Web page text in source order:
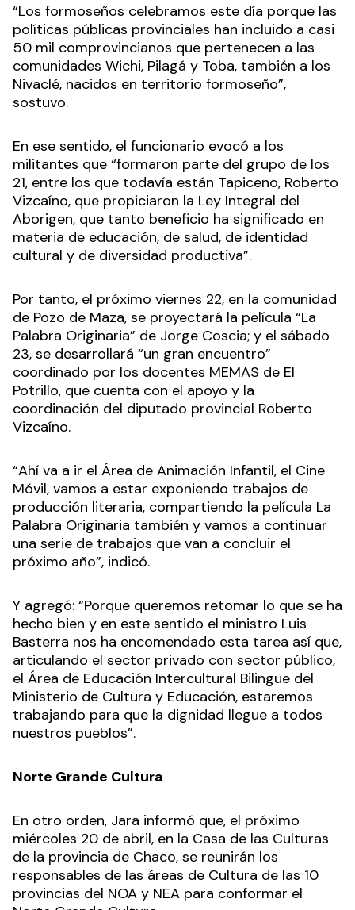
“Los formoseños celebramos este día porque las
políticas públicas provinciales han incluido a casi
50 mil comprovincianos que pertenecen a las
comunidades Wichi, Pilagá y Toba, también a los
Nivaclé, nacidos en territorio formoseño”,
sostuvo.
En ese sentido, el funcionario evocó a los
militantes que “formaron parte del grupo de los
21, entre los que todavía están Tapiceno, Roberto
Vizcaíno, que propiciaron la Ley Integral del
Aborigen, que tanto beneficio ha significado en
materia de educación, de salud, de identidad
cultural y de diversidad productiva”.
Por tanto, el próximo viernes 22, en la comunidad
de Pozo de Maza, se proyectará la película “La
Palabra Originaria” de Jorge Coscia; y el sábado
23, se desarrollará “un gran encuentro”
coordinado por los docentes MEMAS de El
Potrillo, que cuenta con el apoyo y la
coordinación del diputado provincial Roberto
Vizcaíno.
“Ahí va a ir el Área de Animación Infantil, el Cine
Móvil, vamos a estar exponiendo trabajos de
producción literaria, compartiendo la película La
Palabra Originaria también y vamos a continuar
una serie de trabajos que van a concluir el
próximo año”, indicó.
Y agregó: “Porque queremos retomar lo que se ha
hecho bien y en este sentido el ministro Luis
Basterra nos ha encomendado esta tarea así que,
articulando el sector privado con sector público,
el Área de Educación Intercultural Bilingüe del
Ministerio de Cultura y Educación, estaremos
trabajando para que la dignidad llegue a todos
nuestros pueblos”.
Norte Grande Cultura
En otro orden, Jara informó que, el próximo
miércoles 20 de abril, en la Casa de las Culturas
de la provincia de Chaco, se reunirán los
responsables de las áreas de Cultura de las 10
provincias del NOA y NEA para conformar el